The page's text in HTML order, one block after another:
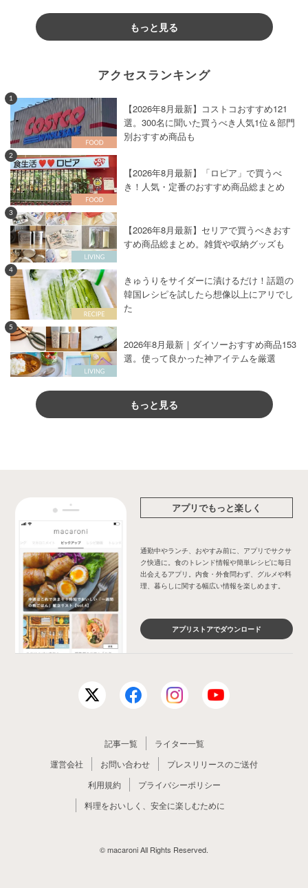
もっと見る
アクセスランキング
1
【2026年8月最新】コストコおすすめ121
選。300名に聞いた買うべき人気1位＆部門
別おすすめ商品も
2
【2026年8月最新】「ロピア」で買うべ
き！人気・定番のおすすめ商品総まとめ
3
【2026年8月最新】セリアで買うべきおす
すめ商品総まとめ。雑貨や収納グッズも
4
きゅうりをサイダーに漬けるだけ！話題の
韓国レシピを試したら想像以上にアリでし
た
5
2026年8月最新｜ダイソーおすすめ商品153
選。使って良かった神アイテムを厳選
もっと見る
アプリでもっと楽しく
通勤中やランチ、おやすみ前に、アプリでサクサ
ク快適に。食のトレンド情報や簡単レシピに毎日
出会えるアプリ。内食・外食問わず、グルメや料
理、暮らしに関する幅広い情報を楽しめます。
アプリストアでダウンロード
記事一覧
ライター一覧
運営会社
お問い合わせ
プレスリリースのご送付
利用規約
プライバシーポリシー
料理をおいしく、安全に楽しむために
© macaroni All Rights Reserved.